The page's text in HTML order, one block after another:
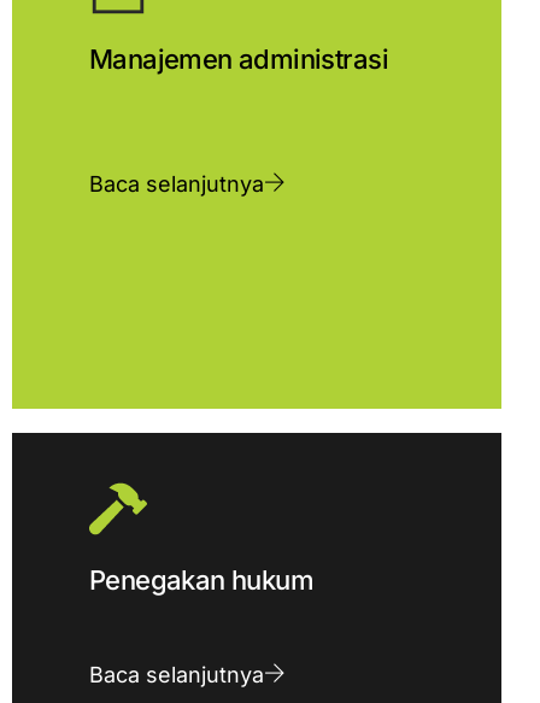
Manajemen administrasi
Baca selanjutnya
Penegakan hukum
Baca selanjutnya